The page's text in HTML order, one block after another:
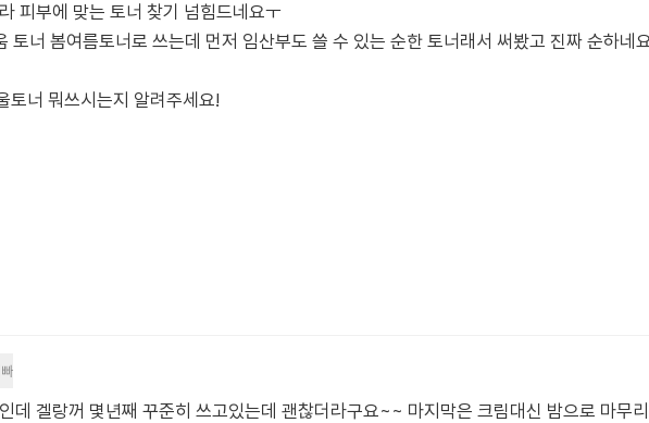
피부에 맞는 토너 찾기 넘힘드네요ㅜ
토너 봄여름토너로 쓰는데 먼저 임산부도 쓸 수 있는 순한 토너래서 써봤고 진짜 순하네
토너 뭐쓰시는지 알려주세요!
데 겔랑꺼 몇년째 꾸준히 쓰고있는데 괜찮더라구요~~ 마지막은 크림대신 밤으로 마무